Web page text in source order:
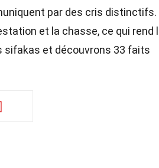
par des cris distinctifs.
et la chasse, ce qui rend
sifakas et découvrons 33 faits